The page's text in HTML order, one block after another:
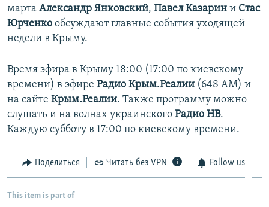
марта Александр Янковский, Павел Казарин и Стас
Юрченко обсуждают главные события уходящей
недели в Крыму.
Время эфира в Крыму 18:00 (17:00 по киевскому
времени) в эфире Радио Крым.Реалии (648 АМ) и
на сайте Крым.Реалии. Также программу можно
слушать и на волнах украинского Радио НВ.
Каждую субботу в 17:00 по киевскому времени.
Поделиться Читать без VPN Follow us
This item is part of